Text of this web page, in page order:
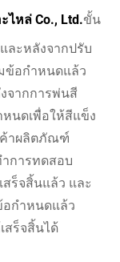
ไหล่ Co., Ltd.ขั้น
ละหลังจากปรับ
ข้อกำหนดแล้ว
จากการพ่นสี
นดเพื่อให้สีแข็ง
ค้าผลิตภัณฑ์
ำการทดสอบ
ร็จสิ้นแล้ว และ
อกำหนดแล้ว
สร็จสิ้นได้